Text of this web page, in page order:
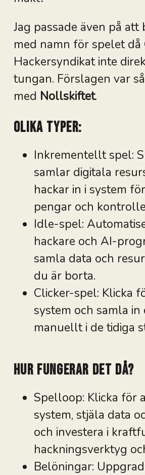
Jag passade även på att
med namn för spelet då
Hackersyndikat inte
tungan. Förslagen var
med Nollskiftet.
Olika typer:
Inkrementellt spel:
samlar digitala
hackar in i system
pengar och
Idle-spel:
hackare och AI-
samla data och
du är borta.
Clicker-spel: Klicka
system och samla in
manuellt i de tidiga
Hur fungerar det då?
Spelloop: Klicka för
system, stjäla data
och investera i
hackningsverktyg
Belöningar: